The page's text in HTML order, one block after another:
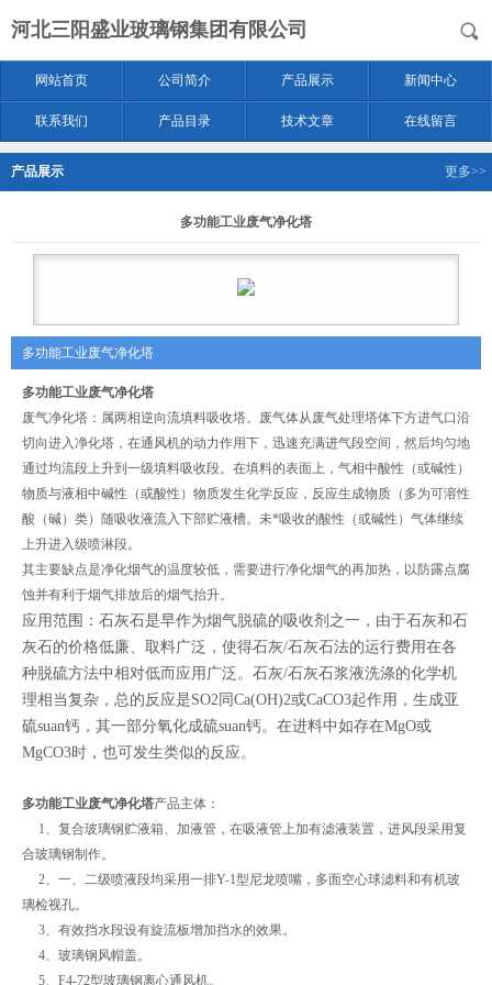
河北三阳盛业玻璃钢集团有限公司
网站首页 公司简介 产品展示 新闻中心
联系我们 产品目录 技术文章 在线留言
产品展示 更多>>
多功能工业废气净化塔
多功能工业废气净化塔
多功能工业废气净化塔
废气净化塔：属两相逆向流填料吸收塔。废气体从废气处理塔体下方进气口沿
切向进入净化塔，在通风机的动力作用下，迅速充满进气段空间，然后均匀地
通过均流段上升到一级填料吸收段。在填料的表面上，气相中酸性（或碱性）
物质与液相中碱性（或酸性）物质发生化学反应，反应生成物质（多为可溶性
酸（碱）类）随吸收液流入下部贮液槽。未*吸收的酸性（或碱性）气体继续
上升进入级喷淋段。
其主要缺点是净化烟气的温度较低，需要进行净化烟气的再加热，以防露点腐
蚀并有利于烟气排放后的烟气抬升。
应用范围：石灰石是早作为烟气脱硫的吸收剂之一，由于石灰和石
灰石的价格低廉、取料广泛，使得石灰/石灰石法的运行费用在各
种脱硫方法中相对低而应用广泛。石灰/石灰石浆液洗涤的化学机
理相当复杂，总的反应是SO2同Ca(OH)2或CaCO3起作用，生成亚
硫suan钙，其一部分氧化成硫suan钙。在进料中如存在MgO或
MgCO3时，也可发生类似的反应。
多功能工业废气净化塔产品主体：
1、复合玻璃钢贮液箱、加液管，在吸液管上加有滤液装置，进风段采用复
合玻璃钢制作。
2、一、二级喷液段均采用一排Y-1型尼龙喷嘴，多面空心球滤料和有机玻
璃检视孔。
3、有效挡水段设有旋流板增加挡水的效果。
4、玻璃钢风帽盖。
5、F4-72型玻璃钢离心通风机。